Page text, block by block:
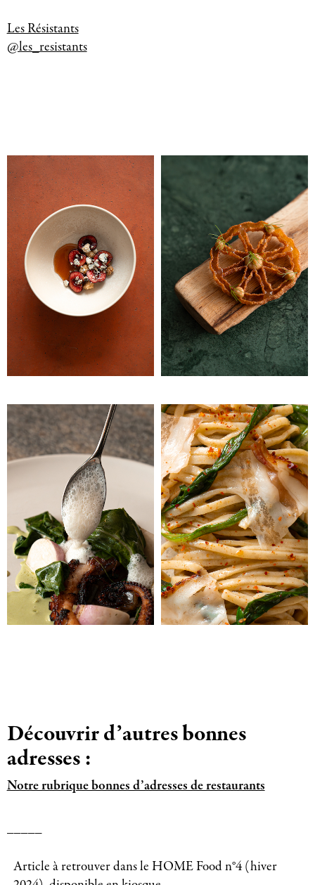
Les Résistants
@les_resistants
Découvrir d’autres bonnes
adresses :
Notre rubrique bonnes d’adresses de restaurants
Article à retrouver dans le HOME Food n°4 (hiver